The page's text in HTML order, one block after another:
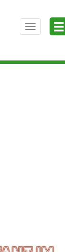
Toggle
navigation
☰